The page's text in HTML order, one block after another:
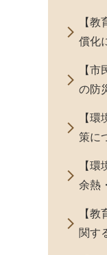
【
償化
【
の防
【
策に
【
余熱
【
関す